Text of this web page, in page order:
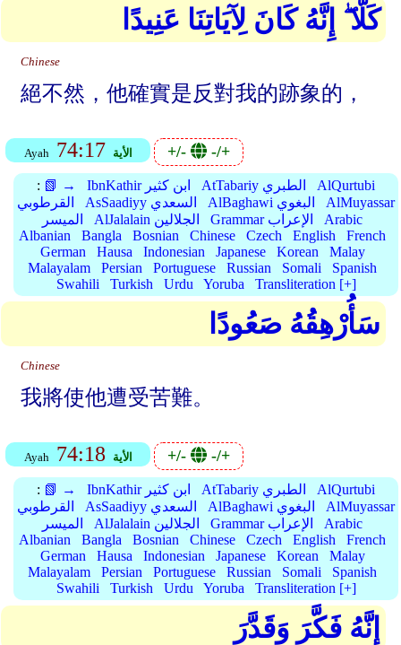
كَلَّا ۖ إِنَّهُ كَانَ لِآيَاتِنَا عَنِيدًا
Chinese
絕不然，他確實是反對我的跡象的，
Ayah 74:17 الأية +/- -/+
: 📗 → IbnKathir ابن كثير AtTabariy الطبري
AlQurtubi
القرطوبي
AsSaadiyy السعدي AlBaghawi البغوي
AlMuyassar
الميسر
AlJalalain الجلالين Grammar الإعراب
Arabic
Albanian
Bangla Bosnian Chinese Czech English
French
German
Hausa Indonesian Japanese Korean
Malay
Malayalam
Persian Portuguese Russian Somali
Spanish
Swahili
Turkish Urdu Yoruba Transliteration [+]
سَأُرْهِقُهُ صَعُودًا
Chinese
我將使他遭受苦難。
Ayah 74:18 الأية +/- -/+
: 📗 → IbnKathir ابن كثير AtTabariy الطبري
AlQurtubi
القرطوبي
AsSaadiyy السعدي AlBaghawi البغوي
AlMuyassar
الميسر
AlJalalain الجلالين Grammar الإعراب
Arabic
Albanian
Bangla Bosnian Chinese Czech English
French
German
Hausa Indonesian Japanese Korean
Malay
Malayalam
Persian Portuguese Russian Somali
Spanish
Swahili
Turkish Urdu Yoruba Transliteration [+]
إِنَّهُ فَكَّرَ وَقَدَّرَ